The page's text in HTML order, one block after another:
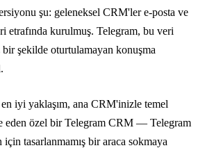
şu: geleneksel CRM'ler e-posta ve
etrafında kurulmuş. Telegram, bu veri
şekilde oturtulamayan konuşma
iyi yaklaşım, ana CRM'inizle temel
eden özel bir Telegram CRM — Telegram
için tasarlanmamış bir araca sokmaya